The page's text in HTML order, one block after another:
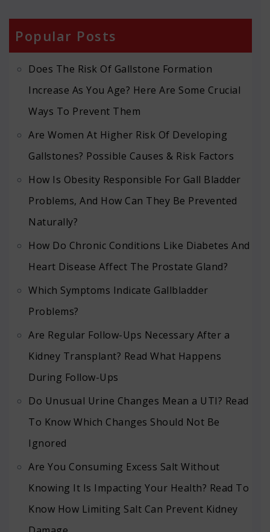
Popular Posts
Does The Risk Of Gallstone Formation
Increase As You Age? Here Are Some Crucial
Ways To Prevent Them
Are Women At Higher Risk Of Developing
Gallstones? Possible Causes & Risk Factors
How Is Obesity Responsible For Gall Bladder
Problems, And How Can They Be Prevented
Naturally?
How Do Chronic Conditions Like Diabetes And
Heart Disease Affect The Prostate Gland?
Which Symptoms Indicate Gallbladder
Problems?
Are Regular Follow-Ups Necessary After a
Kidney Transplant? Read What Happens
During Follow-Ups
Do Unusual Urine Changes Mean a UTI? Read
To Know Which Changes Should Not Be
Ignored
Are You Consuming Excess Salt Without
Knowing It Is Impacting Your Health? Read To
Know How Limiting Salt Can Prevent Kidney